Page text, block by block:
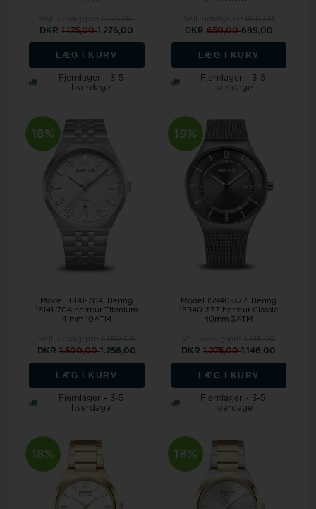
DKR1.175,001.276,00
LÆG I KURV
Fjernlager - 3-5
hverdage
DKR 650,00689,00
LÆG I KURV
Fjernlager - 3-5
hverdage
18%
Model 16141-704
Bering
16141-704 herreur Titanium
41mm 10ATM
DKR 1.500,001.256,00
LÆG I KURV
Fjernlager - 3-5
hverdage
19%
Model 15940-377
Bering
15940-377 herreur Classic
40mm 3ATM
DKR1.275,001.146,00
LÆG I KURV
Fjernlager - 3-5
hverdage
18% 18%